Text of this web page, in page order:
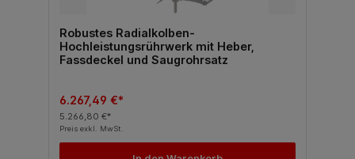
Robustes Radialkolben-
Hochleistungsrührwerk mit Heber,
Fassdeckel und Saugrohrsatz
6.267,49 €*
5.266,80 €*
Preis exkl. MwSt.